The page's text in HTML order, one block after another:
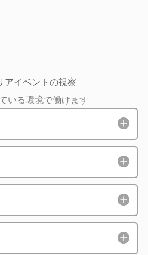
アイベントの視察
いる環境で働けます